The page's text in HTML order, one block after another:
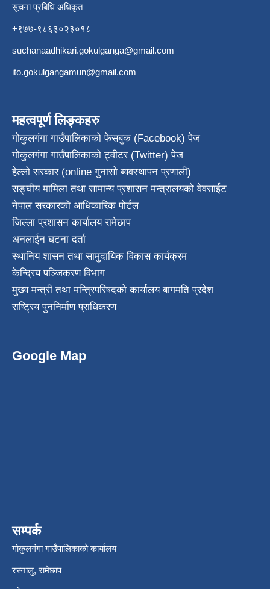
सूचना प्रबिधि अधिकृत
+९७७-९८६३०२३०१८
suchanaadhikari.gokulganga@gmail.com
ito.gokulgangamun@gmail.com
महत्वपूर्ण लिङ्कहरु
गोकुलगंगा गाउँपालिकाको फेसबुक (Facebook) पेज
गोकुलगंगा गाउँपालिकाको ट्वीटर (Twitter) पेज
हेल्लो सरकार (online गुनासो ब्यवस्थापन प्रणाली)
सङ्घीय मामिला तथा सामान्य प्रशासन मन्त्रालयको वेवसाईट
नेपाल सरकारको आधिकारिक पोर्टल
जिल्ला प्रशासन कार्यालय रामेछाप
अनलाईन घटना दर्ता
स्थानिय शासन तथा सामुदायिक विकास कार्यक्रम
केन्द्रिय पञ्जिकरण विभाग
मुख्य मन्त्री तथा मन्त्रिपरिषदको कार्यालय बागमति प्रदेश
राष्ट्रिय पुननिर्माण प्राधिकरण
Google Map
सम्पर्क
गोकुलगंगा गाउँपालिकाको कार्यालय
रस्नालु, रामेछाप